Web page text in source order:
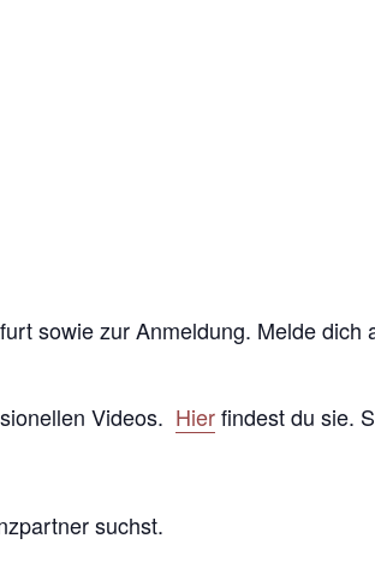
sowie zur Anmeldung. Melde
Videos. Hierfindest du sie.
suchst.